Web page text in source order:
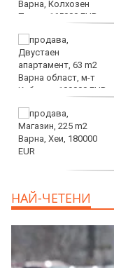
НАЙ-ЧЕТЕНИ